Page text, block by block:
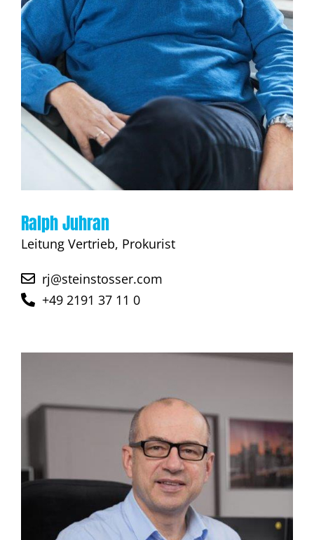
Ralph Juhran
Leitung Vertrieb, Prokurist
rj@steinstosser.com
+49 2191 37 11 0